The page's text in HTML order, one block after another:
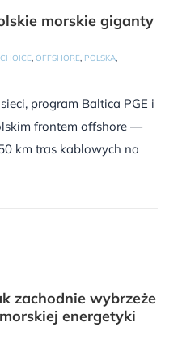
morskie giganty
, OFFSHORE, POLSKA,
program Baltica PGE i
frontem offshore —
km tras kablowych na
zachodnie wybrzeże
energetyki